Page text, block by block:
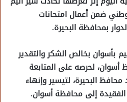
ضمن أعمال امتحانات
بمحافظة البحيرة.
بأسوان بخالص الشكر والتقدير
لحرصه على المتابعة
البحيرة، لتيسير وإنهاء
الفقيدة إلى محافظة أسوان.